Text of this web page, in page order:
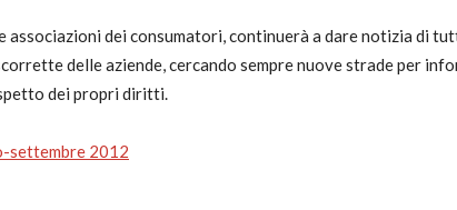
associazioni dei consumatori, continuerà a dare notizia di
delle aziende, cercando sempre nuove strade per
dei propri diritti.
settembre 2012